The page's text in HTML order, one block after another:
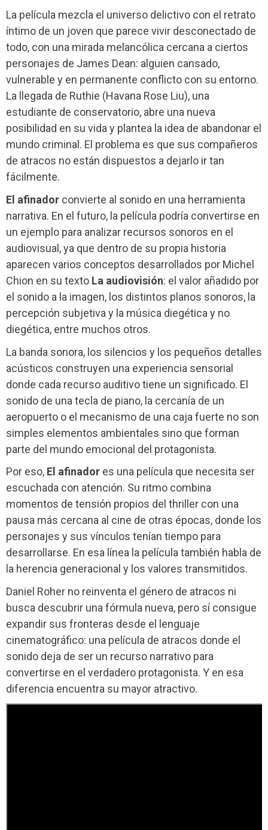
La película mezcla el universo delictivo con el retrato
íntimo de un joven que parece vivir desconectado de
todo, con una mirada melancólica cercana a ciertos
personajes de James Dean: alguien cansado,
vulnerable y en permanente conflicto con su entorno.
La llegada de Ruthie (Havana Rose Liu), una
estudiante de conservatorio, abre una nueva
posibilidad en su vida y plantea la idea de abandonar el
mundo criminal. El problema es que sus compañeros
de atracos no están dispuestos a dejarlo ir tan
fácilmente.
El afinador convierte al sonido en una herramienta
narrativa. En el futuro, la película podría convertirse en
un ejemplo para analizar recursos sonoros en el
audiovisual, ya que dentro de su propia historia
aparecen varios conceptos desarrollados por Michel
Chion en su texto La audiovisión: el valor añadido por
el sonido a la imagen, los distintos planos sonoros, la
percepción subjetiva y la música diegética y no
diegética, entre muchos otros.
La banda sonora, los silencios y los pequeños detalles
acústicos construyen una experiencia sensorial
donde cada recurso auditivo tiene un significado. El
sonido de una tecla de piano, la cercanía de un
aeropuerto o el mecanismo de una caja fuerte no son
simples elementos ambientales sino que forman
parte del mundo emocional del protagonista.
Por eso, El afinador es una película que necesita ser
escuchada con atención. Su ritmo combina
momentos de tensión propios del thriller con una
pausa más cercana al cine de otras épocas, donde los
personajes y sus vínculos tenían tiempo para
desarrollarse. En esa línea la película también habla de
la herencia generacional y los valores transmitidos.
Daniel Roher no reinventa el género de atracos ni
busca descubrir una fórmula nueva, pero sí consigue
expandir sus fronteras desde el lenguaje
cinematográfico: una película de atracos donde el
sonido deja de ser un recurso narrativo para
convertirse en el verdadero protagonista. Y en esa
diferencia encuentra su mayor atractivo.